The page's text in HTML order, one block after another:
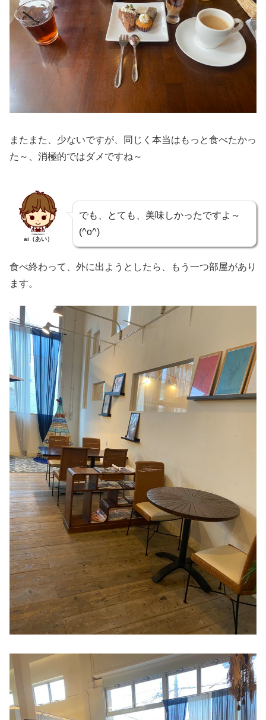
またまた、少ないですが、同じく本当はもっと食べたかっ
た～、消極的ではダメですね～
ai（あい）
でも、とても、美味しかったですよ～
(^o^)
食べ終わって、外に出ようとしたら、もう一つ部屋があり
ます。